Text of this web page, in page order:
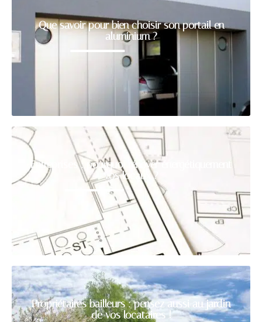
Que savoir pour bien choisir son portail en
aluminium ?
Entreprises : pourquoi rénover énergétiquement
vos locaux ?
Propriétaires bailleurs : pensez aussi au jardin
de vos locataires !